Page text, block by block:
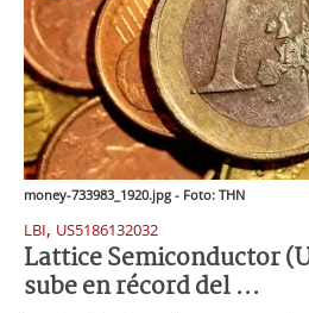
money-733983_1920.jpg - Foto: THN
LBI, US5186132032
Lattice Semiconductor
sube en récord del ...